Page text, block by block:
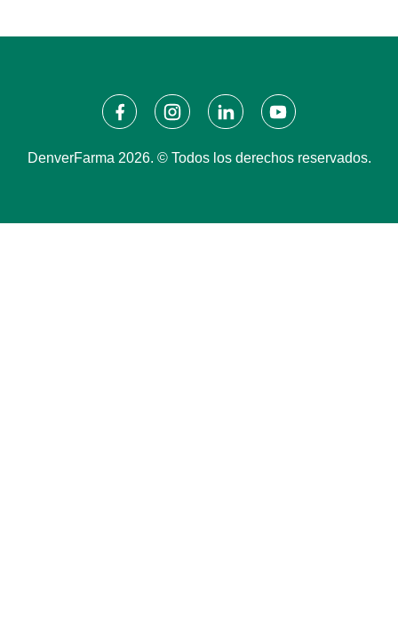
DenverFarma 2026. © Todos los derechos reservados.